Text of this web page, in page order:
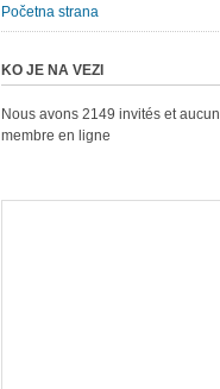
Početna strana
KO JE NA VEZI
Nous avons 2149 invités et aucun
membre en ligne